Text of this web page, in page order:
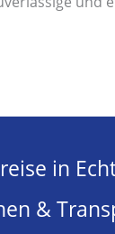
in
&